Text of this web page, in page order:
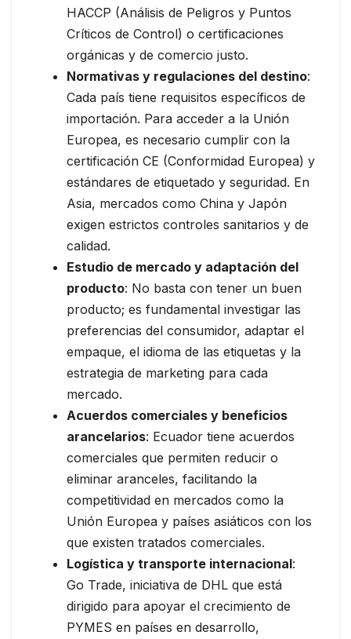
HACCP (Análisis de Peligros y Puntos
Críticos de Control) o certificaciones
orgánicas y de comercio justo.
Normativas y regulaciones del destino:
Cada país tiene requisitos específicos de
importación. Para acceder a la Unión
Europea, es necesario cumplir con la
certificación CE (Conformidad Europea) y
estándares de etiquetado y seguridad. En
Asia, mercados como China y Japón
exigen estrictos controles sanitarios y de
calidad.
Estudio de mercado y adaptación del
producto: No basta con tener un buen
producto; es fundamental investigar las
preferencias del consumidor, adaptar el
empaque, el idioma de las etiquetas y la
estrategia de marketing para cada
mercado.
Acuerdos comerciales y beneficios
arancelarios: Ecuador tiene acuerdos
comerciales que permiten reducir o
eliminar aranceles, facilitando la
competitividad en mercados como la
Unión Europea y países asiáticos con los
que existen tratados comerciales.
Logística y transporte internacional:
Go Trade, iniciativa de DHL que está
dirigido para apoyar el crecimiento de
PYMES en países en desarrollo,